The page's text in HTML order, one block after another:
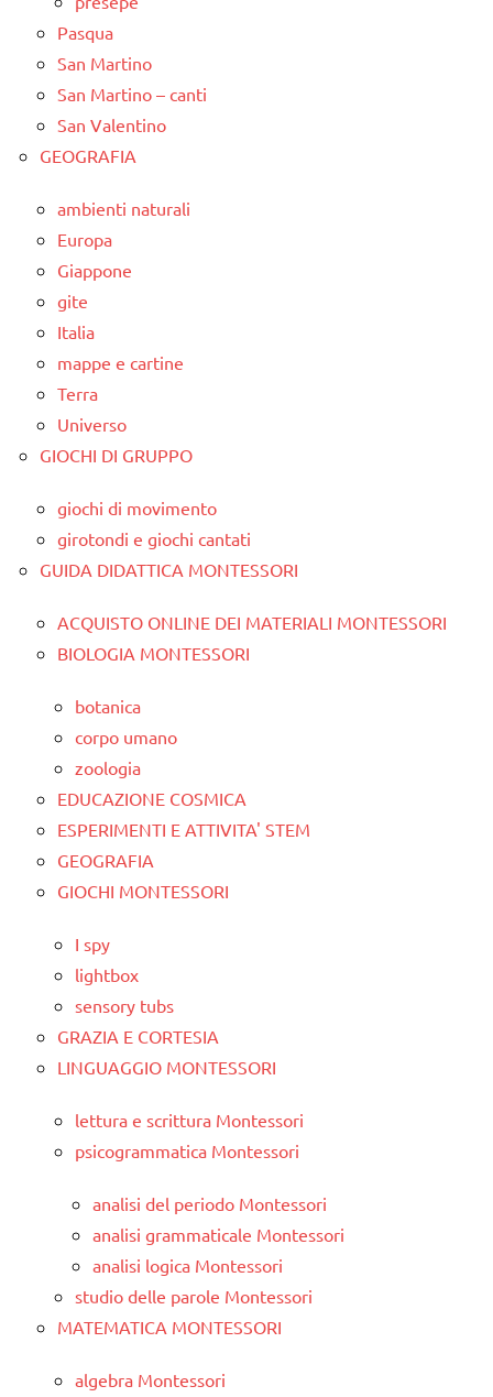
Pasqua
San Martino
San Martino – canti
San Valentino
GEOGRAFIA
ambienti naturali
Europa
Giappone
gite
Italia
mappe e cartine
Terra
Universo
GIOCHI DI GRUPPO
giochi di movimento
girotondi e giochi cantati
GUIDA DIDATTICA MONTESSORI
ACQUISTO ONLINE DEI MATERIALI MONTESSORI
BIOLOGIA MONTESSORI
botanica
corpo umano
zoologia
EDUCAZIONE COSMICA
ESPERIMENTI E ATTIVITA' STEM
GEOGRAFIA
GIOCHI MONTESSORI
I spy
lightbox
sensory tubs
GRAZIA E CORTESIA
LINGUAGGIO MONTESSORI
lettura e scrittura Montessori
psicogrammatica Montessori
analisi del periodo Montessori
analisi grammaticale Montessori
analisi logica Montessori
studio delle parole Montessori
MATEMATICA MONTESSORI
algebra Montessori